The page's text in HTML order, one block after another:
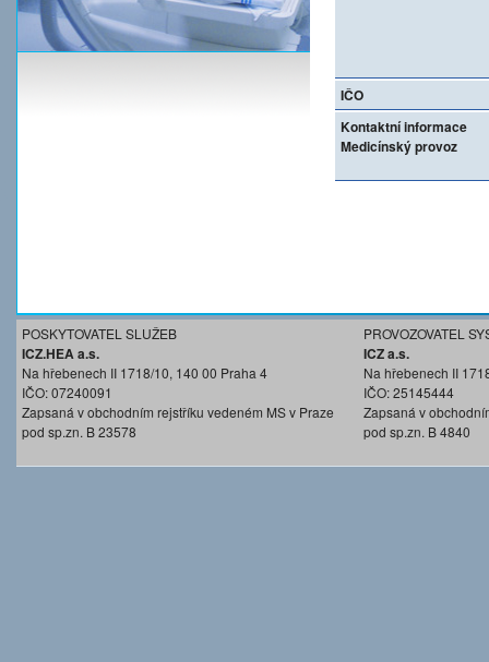
IČO
Kontaktní informace
Medicínský provoz
POSKYTOVATEL SLUŽEB
ICZ.HEA a.s.
Na hřebenech II 1718/10, 140 00 Praha 4
IČO: 07240091
Zapsaná v obchodním rejstříku vedeném MS v Praze
pod sp.zn. B 23578
PROVOZOVATEL
ICZ a.s.
Na hřebenech II
IČO: 25145444
Zapsaná v
pod sp.zn. B 4840